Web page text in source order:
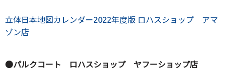
立体日本地図カレンダー2022年度版 ロハスショップ アマ
ゾン店
●パルクコート ロハスショップ ヤフーショップ店